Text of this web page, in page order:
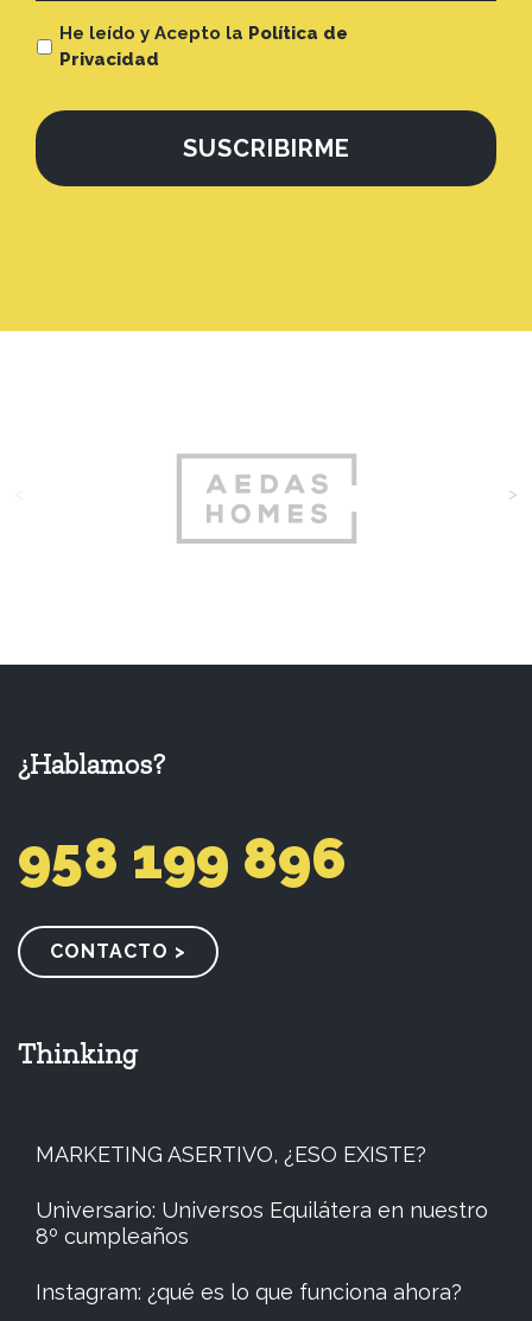
He leído y Acepto la Política de
Privacidad
>
¿Hablamos?
958 199 896
CONTACTO >
Thinking
MARKETING ASERTIVO, ¿ESO EXISTE?
Universario: Universos Equilátera en nuestro
8º cumpleaños
Instagram: ¿qué es lo que funciona ahora?